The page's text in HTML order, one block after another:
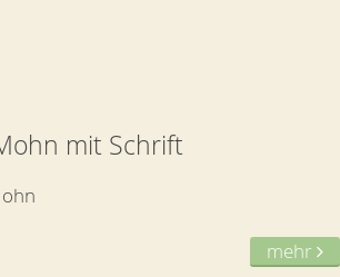
mit Schrift
mehr